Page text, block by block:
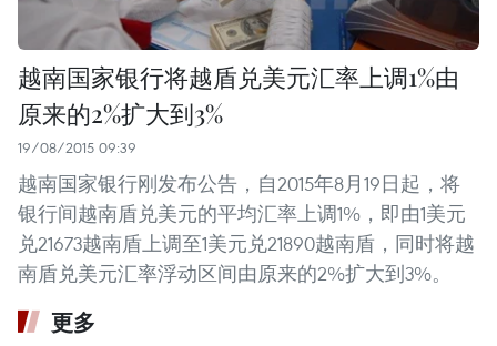
越南国家银行将越盾兑美元汇率上调1%由
原来的2%扩大到3%
19/08/2015 09:39
越南国家银行刚发布公告，自2015年8月19日起，将
银行间越南盾兑美元的平均汇率上调1%，即由1美元
兑21673越南盾上调至1美元兑21890越南盾，同时将越
南盾兑美元汇率浮动区间由原来的2%扩大到3%。
更多